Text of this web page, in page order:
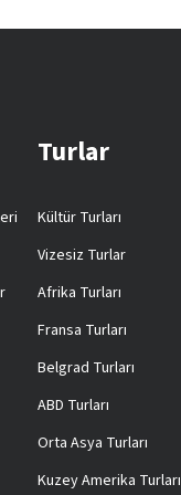
Turlar
Kültür Turları
Vizesiz Turlar
Afrika Turları
Fransa Turları
Belgrad Turları
ABD Turları
Orta Asya Turları
Kuzey Amerika Turları